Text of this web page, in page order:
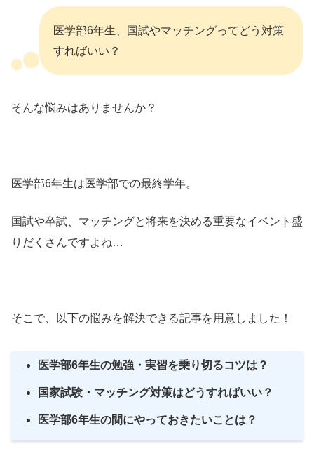
医学部6年生、国試やマッチングってどう対策
すればいい？
そんな悩みはありませんか？
医学部6年生は医学部での最終学年。
国試や卒試、マッチングと将来を決める重要なイベント盛
りだくさんですよね…
そこで、以下の悩みを解決できる記事を用意しました！
医学部6年生の勉強・実習を乗り切るコツは？
国家試験・マッチング対策はどうすればいい？
医学部6年生の間にやっておきたいことは？